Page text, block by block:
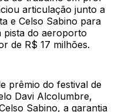
articulação junto a
e Celso Sabino para
pista do aeroporto
de R$ 17 milhões.
prêmio do festival de
Davi Alcolumbre,
Sabino, a garantia